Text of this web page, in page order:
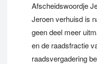
Afscheidswoordje
Jeroen verhuisd is
geen deel meer
en de raadsfractie
raadsvergadering